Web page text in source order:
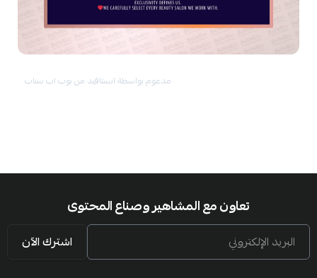
مدعوم بواسطة انستافيد من بوب اب سناب
تعاون مع المشاهير وصناع المحتوى
البريد الإلكتروني اشترك الآن